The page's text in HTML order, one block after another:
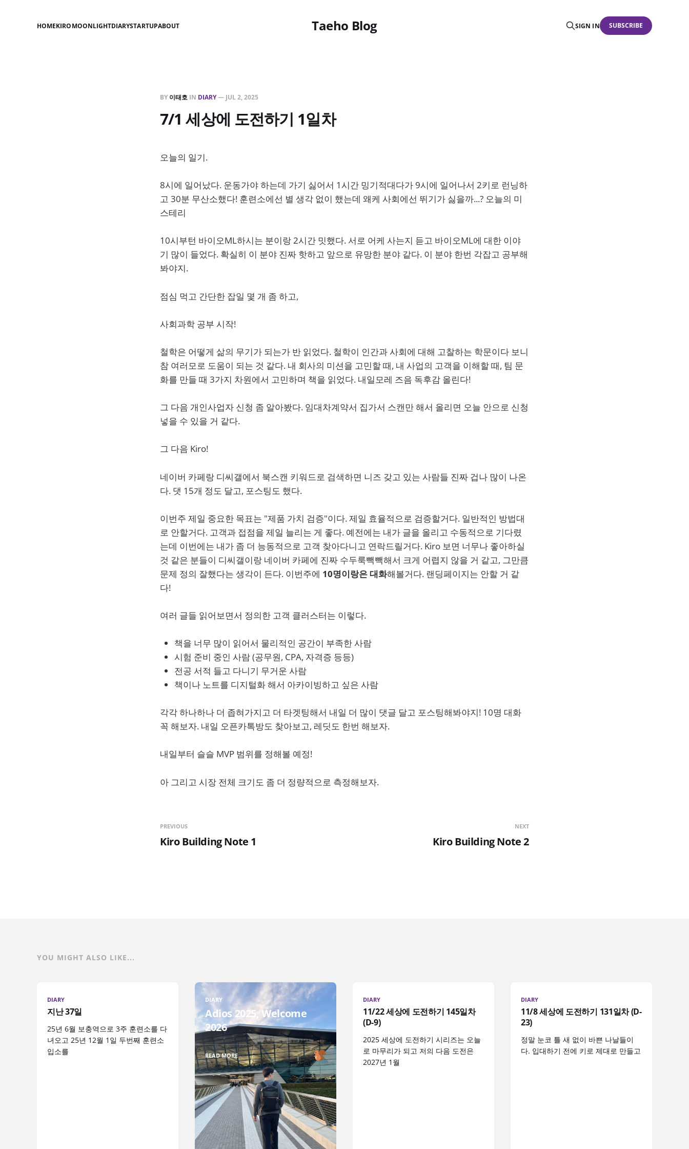
Taeho Blog
HOMEKIROMOONLIGHTDIARYSTARTUPABOUT SIGN IN SUBSCRIBE
BY 이태호 IN DIARY— JUL 2, 2025
7/1 세상에 도전하기 1일차
오늘의 일기.
8시에 일어났다. 운동가야 하는데 가기 싫어서 1시간 밍기적대다가 9시에 일어나서 2키로 런닝하
고 30분 무산소했다! 훈련소에선 별 생각 없이 했는데 왜케 사회에선 뛰기가 싫을까...? 오늘의 미
스테리
10시부턴 바이오ML하시는 분이랑 2시간 밋했다. 서로 어케 사는지 듣고 바이오ML에 대한 이야
기 많이 들었다. 확실히 이 분야 진짜 핫하고 앞으로 유망한 분야 같다. 이 분야 한번 각잡고 공부해
봐야지.
점심 먹고 간단한 잡일 몇 개 좀 하고,
사회과학 공부 시작!
철학은 어떻게 삶의 무기가 되는가 반 읽었다. 철학이 인간과 사회에 대해 고찰하는 학문이다 보니
참 여러모로 도움이 되는 것 같다. 내 회사의 미션을 고민할 때, 내 사업의 고객을 이해할 때, 팀 문
화를 만들 때 3가지 차원에서 고민하며 책을 읽었다. 내일모레 즈음 독후감 올린다!
그 다음 개인사업자 신청 좀 알아봤다. 임대차계약서 집가서 스캔만 해서 올리면 오늘 안으로 신청
넣을 수 있을 거 같다.
그 다음 Kiro!
네이버 카페랑 디씨갤에서 북스캔 키워드로 검색하면 니즈 갖고 있는 사람들 진짜 겁나 많이 나온
다. 댓 15개 정도 달고, 포스팅도 했다.
이번주 제일 중요한 목표는 "제품 가치 검증"이다. 제일 효율적으로 검증할거다. 일반적인 방법대
로 안할거다. 고객과 접점을 제일 늘리는 게 좋다. 예전에는 내가 글을 올리고 수동적으로 기다렸
는데 이번에는 내가 좀 더 능동적으로 고객 찾아다니고 연락드릴거다. Kiro 보면 너무나 좋아하실
것 같은 분들이 디씨갤이랑 네이버 카페에 진짜 수두룩빽빽해서 크게 어렵지 않을 거 같고, 그만큼
문제 정의 잘했다는 생각이 든다. 이번주에 10명이랑은 대화해볼거다. 랜딩페이지는 안할 거 같
다!
여러 글들 읽어보면서 정의한 고객 클러스터는 이렇다.
책을 너무 많이 읽어서 물리적인 공간이 부족한 사람
시험 준비 중인 사람 (공무원, CPA, 자격증 등등)
전공 서적 들고 다니기 무거운 사람
책이나 노트를 디지털화 해서 아카이빙하고 싶은 사람
각각 하나하나 더 좁혀가지고 더 타겟팅해서 내일 더 많이 댓글 달고 포스팅해봐야지! 10명 대화
꼭 해보자. 내일 오픈카톡방도 찾아보고, 레딧도 한번 해보자.
내일부터 슬슬 MVP 범위를 정해볼 예정!
아 그리고 시장 전체 크기도 좀 더 정량적으로 측정해보자.
PREVIOUS
Kiro Building Note 1
NEXT
Kiro Building Note 2
YOU MIGHT ALSO LIKE...
DIARY
지난 37일
25년 6월 보충역으로 3주 훈련소를 다
녀오고 25년 12월 1일 두번째 훈련소
입소를
DIARY
Adios 2025, Welcome
2026
READ MORE
DIARY
11/22 세상에 도전하기 145일차
(D-9)
2025 세상에 도전하기 시리즈는 오늘
로 마무리가 되고 저의 다음 도전은
2027년 1월
DIARY
11/8 세상에 도전하기 131일차 (D-
23)
정말 눈코 틀 새 없이 바쁜 나날들이
다. 입대하기 전에 키로 제대로 만들고